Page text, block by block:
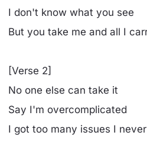
I don't know what you see
But you take me and all I
[Verse 2]
No one else can take it
Say I'm overcomplicated
I got too many issues I